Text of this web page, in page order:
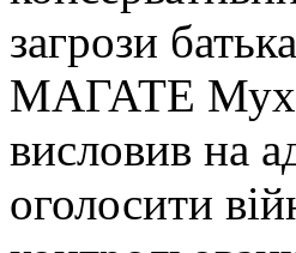
загрози
МАГАТЕ
висловив на
оголосити